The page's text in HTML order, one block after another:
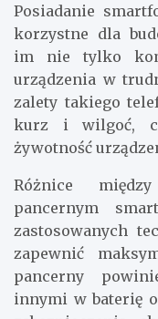
Posiadanie
korzystne dla
im nie tylko
urządzenia w
zalety takiego
kurz i wilgoć,
żywotność
Różnice
pancernym
zastosowanych
zapewnić
pancerny
innymi w baterię